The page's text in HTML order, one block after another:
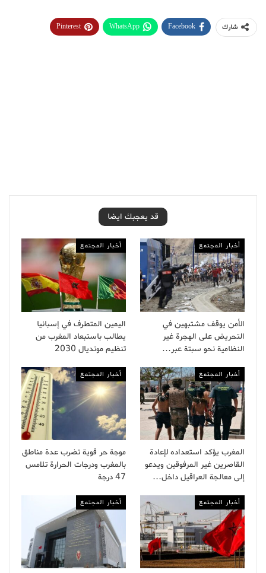
شارك Facebook
WhatsApp
Pinterest
قد يعجبك ايضا
أخبار المجتمع
الأمن يوقف مشتبهين في
التحريض على الهجرة غير
النظامية نحو سبتة عبر…
أخبار المجتمع
اليمين المتطرف في إسبانيا
يطالب باستبعاد المغرب من
تنظيم مونديال 2030
أخبار المجتمع
المغرب يؤكد استعداده لإعادة
القاصرين غير المرفوقين ويدعو
إلى معالجة العراقيل داخل…
أخبار المجتمع
موجة حر قوية تضرب عدة مناطق
بالمغرب ودرجات الحرارة تلامس
47 درجة
أخبار المجتمع أخبار المجتمع